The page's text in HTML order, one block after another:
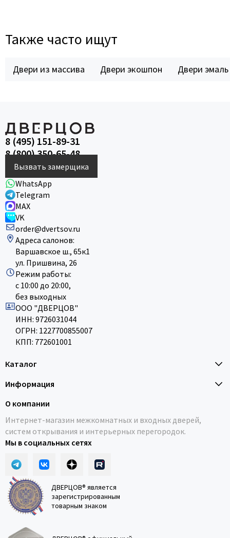
Также часто ищут
Двери из массива Двери экошпон Двери эмаль
8 (495) 151-89-31
8 (800) 350-65-48
Вызвать замерщика
WhatsApp
Telegram
MAX
VK
order@dvertsov.ru
Адреса салонов:
Варшавское ш., 65к1
ул. Пришвина, 26
Режим работы:
с 10:00 до 20:00,
без выходных
ООО "ДВЕРЦОВ"
ИНН: 9726031044
ОГРН: 1227700855007
КПП: 772601001
Каталог
Информация
О компании
Интернет-магазин межкомнатных и входных дверей,
систем открывания и интерьерных перегородок.
Мы в социальных сетях
ДВЕРЦОВ® является
зарегистрированным
товарным знаком